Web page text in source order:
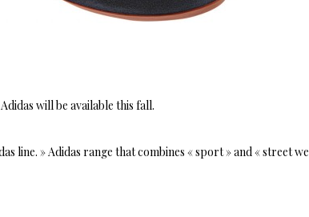
will be available this fall.
line. » Adidas range that combines « sport » and « street